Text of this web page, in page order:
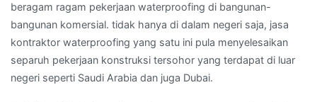
beragam ragam pekerjaan waterproofing di bangunan-
bangunan komersial. tidak hanya di dalam negeri saja, jasa
kontraktor waterproofing yang satu ini pula menyelesaikan
separuh pekerjaan konstruksi tersohor yang terdapat di luar
negeri seperti Saudi Arabia dan juga Dubai.